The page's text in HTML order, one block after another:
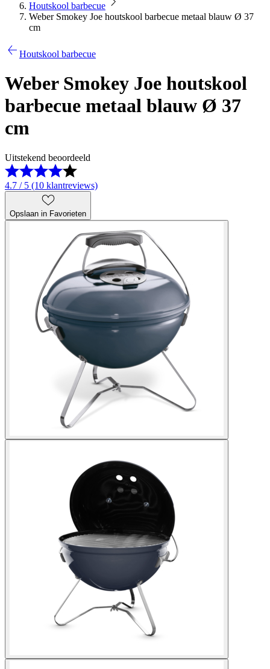
Houtskool barbecue
Weber Smokey Joe houtskool barbecue metaal blauw Ø 37
cm
Houtskool barbecue
Weber Smokey Joe houtskool
barbecue metaal blauw Ø 37
cm
Uitstekend beoordeeld
4.7 / 5 (10 klantreviews)
Opslaan in Favorieten